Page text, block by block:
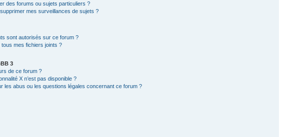
des forums ou sujets particuliers ?
mes surveillances de sujets ?
sont autorisés sur ce forum ?
mes fichiers joints ?
3
de ce forum ?
X n’est pas disponible ?
les abus ou les questions légales concernant ce forum ?